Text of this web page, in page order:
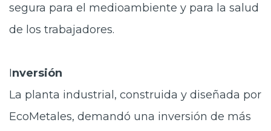
segura para el medioambiente y para la salud
de los trabajadores.
Inversión
La planta industrial, construida y diseñada por
EcoMetales, demandó una inversión de más